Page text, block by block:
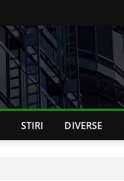
STIRI DIVERSE